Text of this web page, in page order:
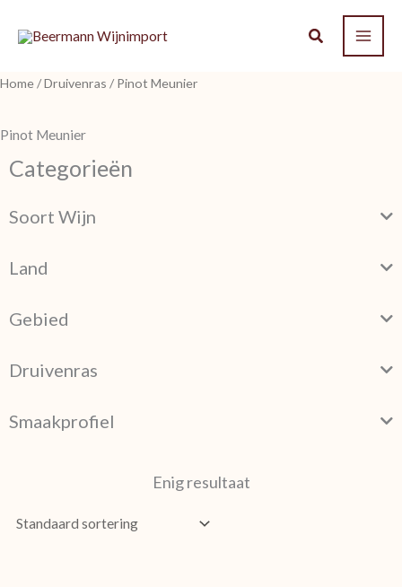
naar
inhoud
Home/Druivenras / Pinot Meunier
Pinot Meunier
Categorieën
Soort Wijn
Land
Gebied
Druivenras
Smaakprofiel
Enig resultaat